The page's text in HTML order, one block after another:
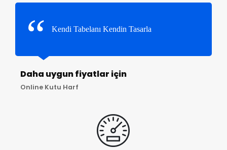
Kendi Tabelanı Kendin Tasarla
Daha uygun fiyatlar için
Online Kutu Harf